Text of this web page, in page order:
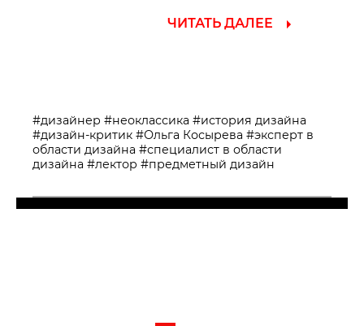
ЧИТАТЬ ДАЛЕЕ
#дизайнер #неоклассика #история дизайна
#дизайн-критик #Ольга Косырева #эксперт в
области дизайна #специалист в области
дизайна #лектор #предметный дизайн